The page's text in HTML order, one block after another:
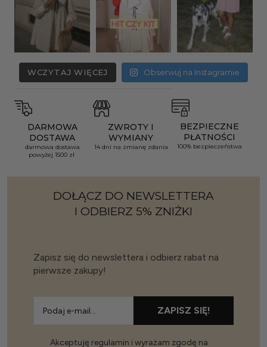
WCZYTAJ WIĘCEJ Obserwuj na Instagramie
DARMOWA
DOSTAWA
darmowa dostawa
powyżej 1500 zł
ZWROTY I
WYMIANY
14 dni na zmianę zdania
BEZPIECZNE
PŁATNOŚCI
100% bezpieczeństwa
DOŁĄCZ DO NEWSLETTERA
I ODBIERZ 5% ZNIŻKI
Zapisz się do newslettera i odbierz rabat na
pierwsze zakupy!
ZAPISZ SIĘ!
Akceptuję regulamin i wyrażam zgodę na